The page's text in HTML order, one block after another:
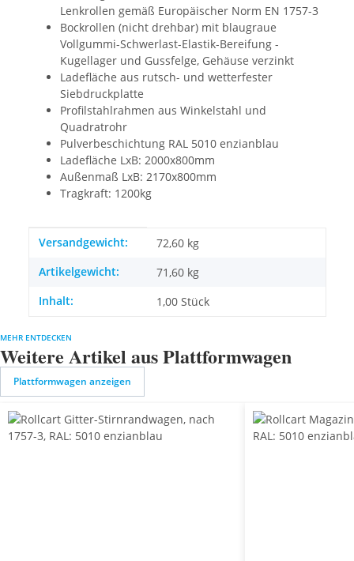
Lenkrollen gemäß Europäischer Norm EN 1757-3
Bockrollen (nicht drehbar) mit blaugraue
Vollgummi-Schwerlast-Elastik-Bereifung -
Kugellager und Gussfelge, Gehäuse verzinkt
Ladefläche aus rutsch- und wetterfester
Siebdruckplatte
Profilstahlrahmen aus Winkelstahl und
Quadratrohr
Pulverbeschichtung RAL 5010 enzianblau
Ladefläche LxB: 2000x800mm
Außenmaß LxB: 2170x800mm
Tragkraft: 1200kg
Produkteigenschaft
Wert
Versandgewicht:
72,60 kg
Artikelgewicht:
71,60 kg
Inhalt:
1,00 Stück
MEHR ENTDECKEN
Weitere Artikel aus Plattformwagen
Plattformwagen anzeigen